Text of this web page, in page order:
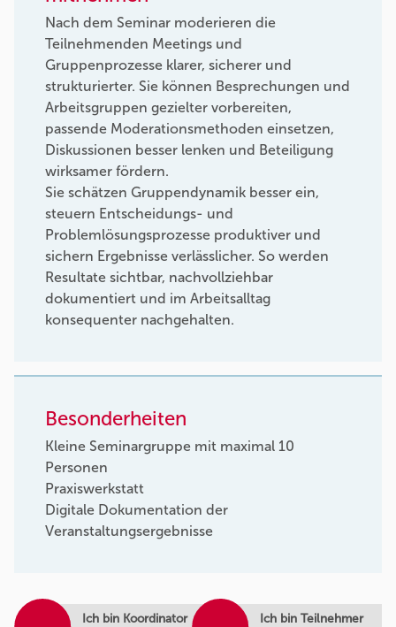
Ich bin Koordinator Ich bin Teilnehmer
Nach dem Seminar moderieren die
Teilnehmenden Meetings und
Gruppenprozesse klarer, sicherer und
strukturierter. Sie können Besprechungen und
Arbeitsgruppen gezielter vorbereiten,
passende Moderationsmethoden einsetzen,
Diskussionen besser lenken und Beteiligung
wirksamer fördern.
Sie schätzen Gruppendynamik besser ein,
steuern Entscheidungs- und
Problemlösungsprozesse produktiver und
sichern Ergebnisse verlässlicher. So werden
Resultate sichtbar, nachvollziehbar
dokumentiert und im Arbeitsalltag
konsequenter nachgehalten.
Besonderheiten
Kleine Seminargruppe mit maximal 10
Personen
Praxiswerkstatt
Digitale Dokumentation der
Veranstaltungsergebnisse